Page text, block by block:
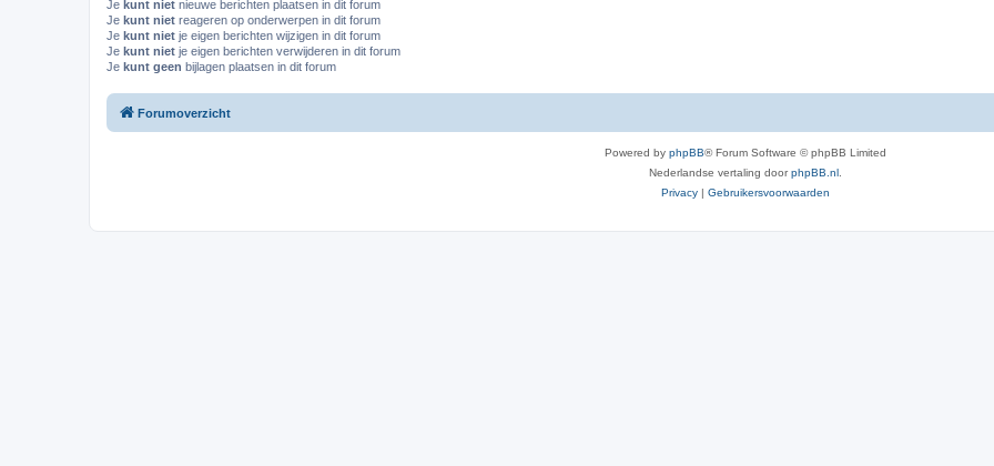
n
Je kunt niet nieuwe berichten plaatsen in dit forum
Je kunt niet reageren op onderwerpen in dit forum
Je kunt niet je eigen berichten wijzigen in dit forum
Je kunt niet je eigen berichten verwijderen in dit forum
Je kunt geen bijlagen plaatsen in dit forum
Forumoverzicht
Powered by phpBB® Forum Software © phpBB Limited
Nederlandse vertaling doorphpBB.nl
Privacy | Gebruikersvoorwaarden